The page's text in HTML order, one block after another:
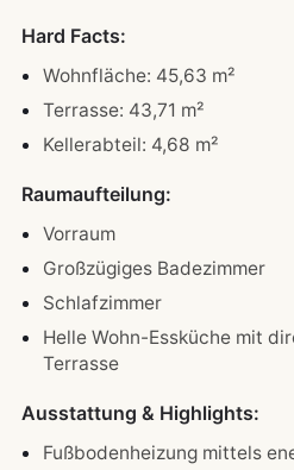
Hard Facts:
Wohnfläche: 45,63 m²
Terrasse: 43,71 m²
Kellerabteil: 4,68 m²
Raumaufteilung:
Vorraum
Großzügiges Badezimmer
Schlafzimmer
Helle Wohn-Essküche mit
Terrasse
Ausstattung & Highlights:
Fußbodenheizung mittels